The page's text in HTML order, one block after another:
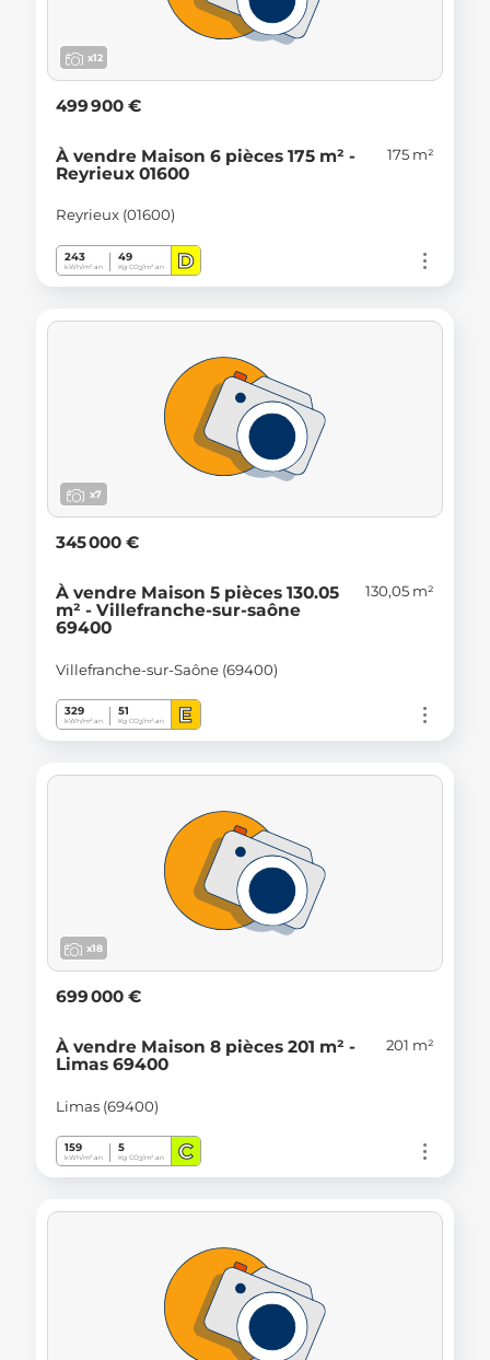
x12
499 900 €
À vendre Maison 6 pièces 175 m² -
Reyrieux 01600
175 m²
Reyrieux (01600)
243
kWh/m².an
49
Kg CO2/m².an D
x7
345 000 €
À vendre Maison 5 pièces 130.05
m² - Villefranche-sur-saône
69400
130,05 m²
Villefranche-sur-Saône (69400)
329
kWh/m².an
51
Kg CO2/m².an E
x18
699 000 €
À vendre Maison 8 pièces 201 m² -
Limas 69400
201 m²
Limas (69400)
159
kWh/m².an
5
Kg CO2/m².an C